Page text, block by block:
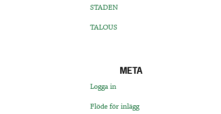
STADEN
TALOUS
META
Logga in
Flöde för inlägg